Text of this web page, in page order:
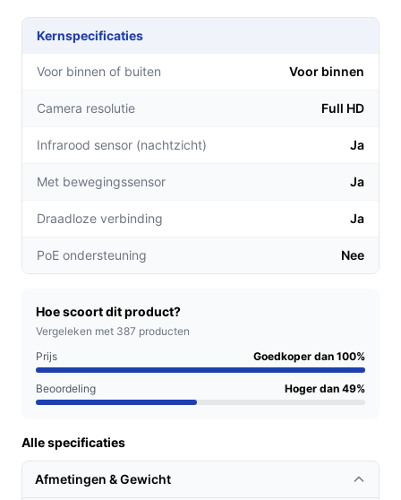
Hoogwaardige beeldkwaliteit:De camera legt
beelden vast in Ultra HD, wat resulteert in scherpe
en duidelijke videobeelden, zelfs bij weinig licht.
smartphone zodra er beweging wordt
ongewenste bezoekers.
Tweeweg audio:Communiceer eenvoudig met
microfoon en luidspreker, wat de interactie
Voor welke doelgroep?
Deze beveiligingscamera is perfect voor huiseigenaren
die hun eigendommen willen beschermen, maar ook
voor huurders die extra veiligheid willen. Denk aan
gezinnen die hun kinderen in de gaten willen houden of
huisdiereigenaren die hun huisdieren in de gaten willen
Praktische voordelen t.o.v. alternatieven
Kernspecificaties
Voor binnen of buiten Voor binnen
Camera resolutie Full HD
Infrarood sensor (nachtzicht) Ja
Met bewegingssensor Ja
Draadloze verbinding Ja
PoE ondersteuning Nee
Hoe scoort dit product?
Vergeleken met 387 producten
Prijs
Goedkoper dan 100%
Beoordeling Hoger dan 49%
Alle specificaties
Afmetingen & Gewicht